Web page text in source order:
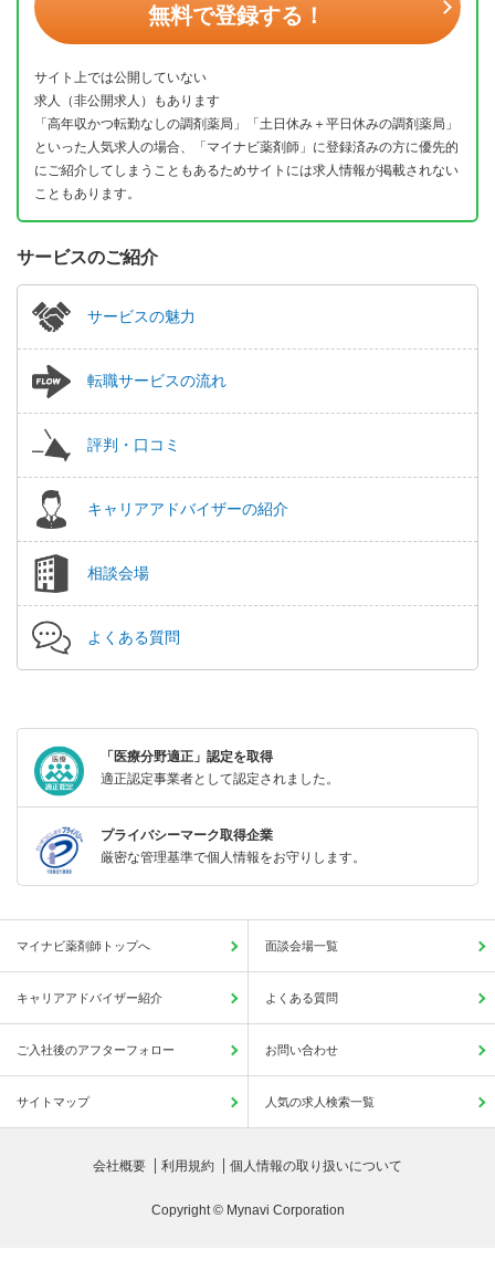
無料で登録する！
サイト上では公開していない
求人（非公開求人）もあります
「高年収かつ転勤なしの調剤薬局」「土日休み＋平日休みの調剤薬局」
といった人気求人の場合、「マイナビ薬剤師」に登録済みの方に優先的
にご紹介してしまうこともあるためサイトには求人情報が掲載されない
こともあります。
サービスのご紹介
サービスの魅力
転職サービスの流れ
評判・口コミ
キャリアアドバイザーの紹介
相談会場
よくある質問
「医療分野適正」認定を取得
適正認定事業者として認定されました。
プライバシーマーク取得企業
厳密な管理基準で個人情報をお守りします。
マイナビ薬剤師トップへ 面談会場一覧
キャリアアドバイザー紹介 よくある質問
ご入社後のアフターフォロー お問い合わせ
サイトマップ 人気の求人検索一覧
会社概要 利用規約 個人情報の取り扱いについて
Copyright © Mynavi Corporation